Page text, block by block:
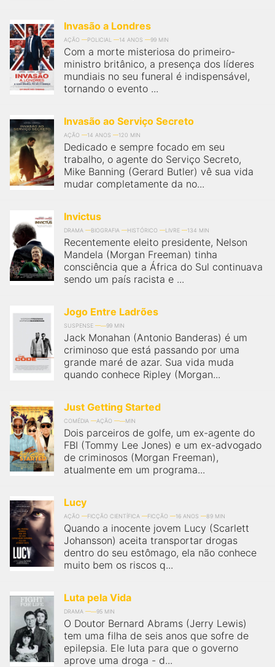
Invasão a Londres
AÇÃO POLICIAL 14 ANOS 99 MIN
Com a morte misteriosa do primeiro-
ministro britânico, a presença dos líderes
mundiais no seu funeral é indispensável,
tornando o evento ...
Invasão ao Serviço Secreto
AÇÃO 14 ANOS 120 MIN
Dedicado e sempre focado em seu
trabalho, o agente do Serviço Secreto,
Mike Banning (Gerard Butler) vê sua vida
mudar completamente da no...
Invictus
DRAMA BIOGRAFIA HISTÓRICO LIVRE 134 MIN
Recentemente eleito presidente, Nelson
Mandela (Morgan Freeman) tinha
consciência que a África do Sul continuava
sendo um país racista e ...
Jogo Entre Ladrões
SUSPENSE 99 MIN
Jack Monahan (Antonio Banderas) é um
criminoso que está passando por uma
grande maré de azar. Sua vida muda
quando conhece Ripley (Morgan...
Just Getting Started
COMÉDIA AÇÃO MIN
Dois parceiros de golfe, um ex-agente do
FBI (Tommy Lee Jones) e um ex-advogado
de criminosos (Morgan Freeman),
atualmente em um programa...
Lucy
AÇÃO FICÇÃO CIENTÍFICA FICÇÃO 16 ANOS 89 MIN
Quando a inocente jovem Lucy (Scarlett
Johansson) aceita transportar drogas
dentro do seu estômago, ela não conhece
muito bem os riscos q...
Luta pela Vida
DRAMA 95 MIN
O Doutor Bernard Abrams (Jerry Lewis)
tem uma filha de seis anos que sofre de
epilepsia. Ele luta para que o governo
aprove uma droga - d...